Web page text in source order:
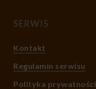
SERWIS
Kontakt
Regulamin serwisu
Polityka prywatności